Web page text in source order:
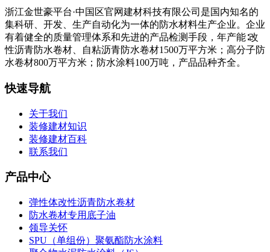
浙江金世豪平台·中国区官网建材科技有限公司是国内知名的
集科研、开发、生产自动化为一体的防水材料生产企业。企业
有着健全的质量管理体系和先进的产品检测手段，年产能∶改
性沥青防水卷材、自粘沥青防水卷材1500万平方米；高分子防
水卷材800万平方米；防水涂料100万吨，产品品种齐全。
快速导航
关于我们
装修建材知识
装修建材百科
联系我们
产品中心
弹性体改性沥青防水卷材
防水卷材专用底子油
领导关怀
SPU（单组份）聚氨酯防水涂料